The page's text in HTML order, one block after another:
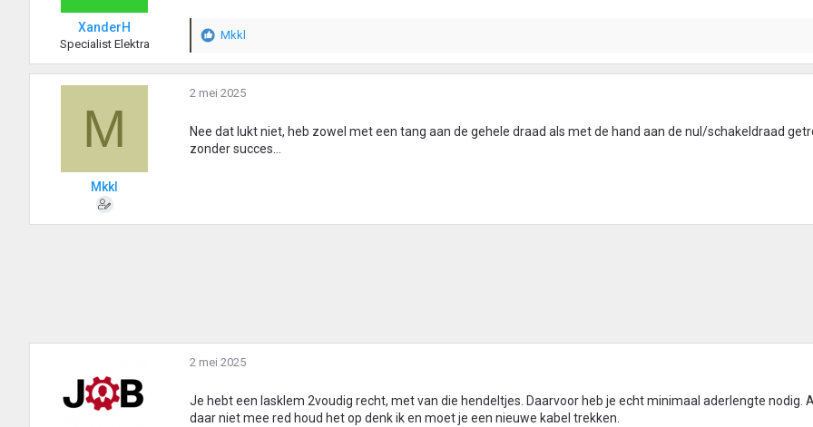
XanderH
Specialist Elektra
W
a
r
r
i
n
Mkkl
M
Mkkl
2 mei 2025
Nee dat lukt niet, heb zowel met een tang aan de gehele draad als met de hand aan de nul/schakeldraad
zonder succes...
2 mei 2025
Je hebt een lasklem 2voudig recht, met van die hendeltjes. Daarvoor heb je echt minimaal aderlengte nodig.
daar niet mee red houd het op denk ik en moet je een nieuwe kabel trekken.